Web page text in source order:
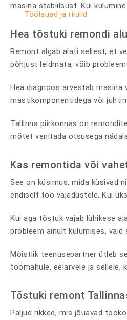
Töölauad ja riiulid
masina stabiilsust. Kui
Hea tõstuki remondi
Remont algab alati sellest, et
põhjust leidmata, võib
Hea diagnoos arvestab
mastikomponentidega või
Tallinna piirkonnas on
mõtet venitada otsusega
Kas remontida või
See on küsimus, mida küsivad
endiselt töö vajadustele. Kui
Kui aga tõstuk vajab lühikese
probleem ainult kulumises,
Mõistlik teenusepartner ütleb
töömahule, eelarvele ja sellele,
Tõstuki remont
Paljud rikked, mis jõuavad